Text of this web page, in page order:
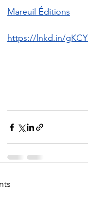
Mareuil Éditions
https://lnkd.in/